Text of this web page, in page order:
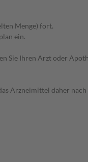
Menge) fort.
ein.
Sie Ihren Arzt oder
Arzneimittel daher